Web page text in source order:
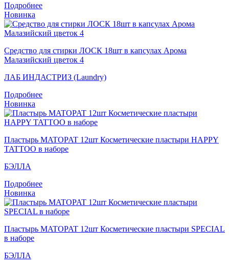
Подробнее
Новинка
Средство для стирки ЛОСК 18шт в капсулах Арома
Малазийский цветок 4
ЛАБ ИНДАСТРИЗ (Laundry)
Подробнее
Новинка
Пластырь MATOPAT 12шт Косметические пластыри HAPPY
TATTOO в наборе
БЭЛЛА
Подробнее
Новинка
Пластырь MATOPAT 12шт Косметические пластыри SPECIAL
в наборе
БЭЛЛА